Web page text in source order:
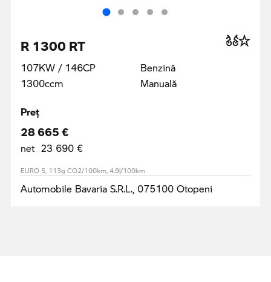
R 1300 RT
107KW / 146CP
1300ccm
Benzină
Manuală
Preţ
28 665 €
net 23 690 €
EURO 5, 113g CO2/100km, 4.9l/100km
Automobile Bavaria S.R.L., 075100 Otopeni